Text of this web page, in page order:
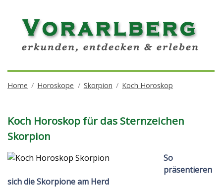
Home Horoskope Skorpion Koch Horoskop
Koch Horoskop für das Sternzeichen
Skorpion
So
präsentieren
sich die Skorpione am Herd